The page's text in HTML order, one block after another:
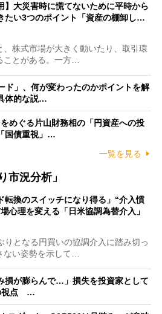
】大災害時に慌てないために平時から
たい3つのポイント「資産の棚卸し…
株式市場が大きく動いたり、取引環
とがある。一方…
ド」、何が変わったのかポイントを解
体的な説…
めぐる片山財務相の「円資産への投
国債重視」…
一覧を見る
市況分析」
転換のスイッチになり得る」“介入慣
心理を変える「日米協調為替介入」
となる円買いの協調介入に踏み切っ
ない姿勢を示して…
損が膨らんで…」損失を投資家として
視点 …